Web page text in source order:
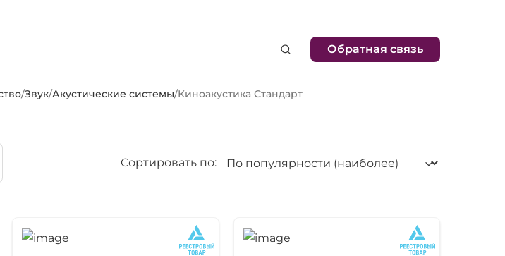
Обратная связь
/Звук/Акустические системы/Киноакустика Стандарт
Сортировать по: